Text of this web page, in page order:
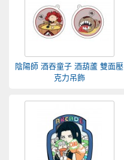
陰陽師 酒吞童子 酒葫蘆 雙面壓
克力吊飾